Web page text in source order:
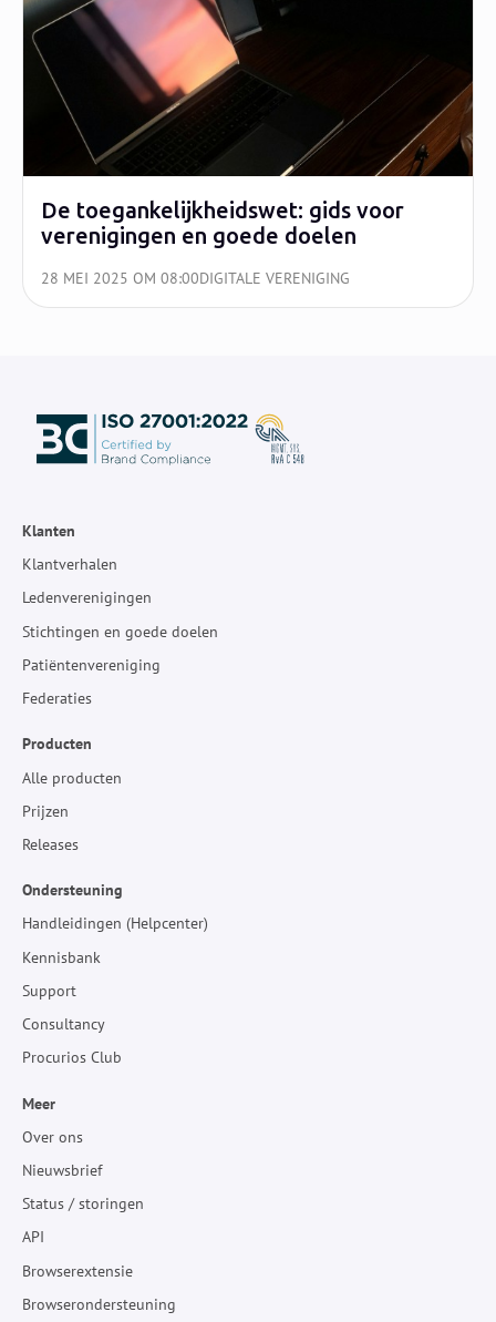
De toegankelijkheidswet: gids voor
verenigingen en goede doelen
28 MEI 2025 OM 08:00DIGITALE VERENIGING
Klanten
Klantverhalen
Ledenverenigingen
Stichtingen en goede doelen
Patiëntenvereniging
Federaties
Producten
Alle producten
Prijzen
Releases
Ondersteuning
Handleidingen (Helpcenter)
Kennisbank
Support
Consultancy
Procurios Club
Meer
Over ons
Nieuwsbrief
Status / storingen
API
Browserextensie
Browserondersteuning